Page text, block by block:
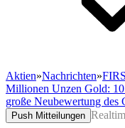
Aktien»Nachrichten»
Millionen Unzen Gold:
große Neubewertung des
Push Mitteilungen